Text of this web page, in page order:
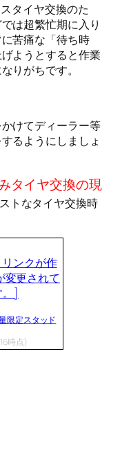
タイヤ交換のた
は超繁忙期に入り
苦痛な「待ち時
ようとすると作業
りがちです。
けてディーラー等
るようにしましょ
タイヤ交換の現
トなタイヤ交換時
限定スタッド
時点)